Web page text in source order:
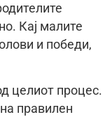
Кај малите
и победи,
целиот процес.
правилен